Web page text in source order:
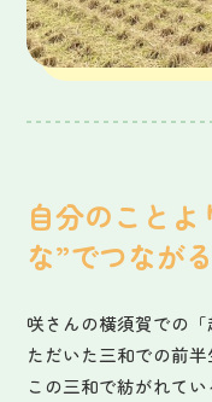
自分のこと
な”でつなが
咲さんの横須賀での
ただいた三和での前
この三和で紡がれて